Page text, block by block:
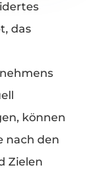
das
können
nach den
Zielen